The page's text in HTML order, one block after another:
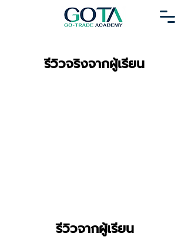
รีวิวจริงจากผู้เรียน
รีวิวจากผู้เรียน